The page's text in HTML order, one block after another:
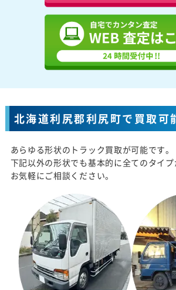
北海道利尻郡利尻町で買取可
あらゆる形状のトラック買取が可能です。
下記以外の形状でも基本的に全てのタイプ
お気軽にご相談ください。